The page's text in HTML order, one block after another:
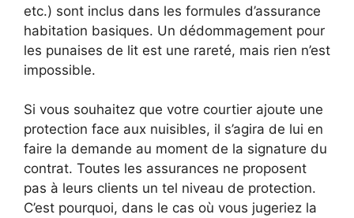
etc.) sont inclus dans les formules d’assurance
habitation basiques. Un dédommagement pour
les punaises de lit est une rareté, mais rien n’est
impossible.
Si vous souhaitez que votre courtier ajoute une
protection face aux nuisibles, il s’agira de lui en
faire la demande au moment de la signature du
contrat. Toutes les assurances ne proposent
pas à leurs clients un tel niveau de protection.
C’est pourquoi, dans le cas où vous jugeriez la